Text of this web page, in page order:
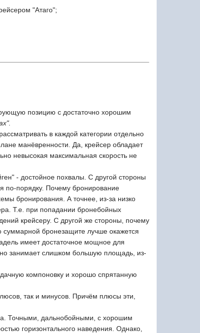
"Атаго";
позицию с достаточно хорошим
в каждой категории отдельно
манёвренности. Да, крейсер обладает
невысокая максимальная скорость не
- достойное похвалы. С другой стороны
по-порядку. Почему бронирование
бронирования. А точнее, из-за низко
Т.е. при попадании бронебойных
крейсеру. С другой же стороны, почему
бронезащите лучше окажется
имеет достаточное мощное для
занимает слишком большую площадь, из-
компоновку и хорошо спрятанную
так и минусов. Причём плюсы эти,
Точными, дальнобойными, с хорошим
горизонтального наведения. Однако,